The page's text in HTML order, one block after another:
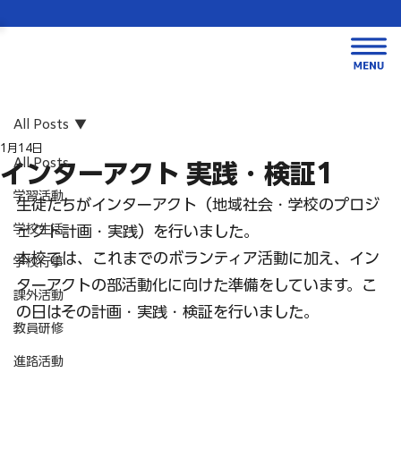
All Posts
学習活動
学校生活
学校行事
課外活動
教員研修
進路活動
All Posts
インターアクト 実践・検証1
1月14日
生徒たちがインターアクト（地域社会・学校のプロジ
ェクト計画・実践）を行いました。
本校では、これまでのボランティア活動に加え、イン
ターアクトの部活動化に向けた準備をしています。こ
の日はその計画・実践・検証を行いました。